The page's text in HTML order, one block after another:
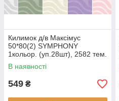
Килимок д/в Максімус
50*80(2) SYMPHONY
1кольор. (уп.28шт), 2582 тем.
синій
В наявності
549 ₴